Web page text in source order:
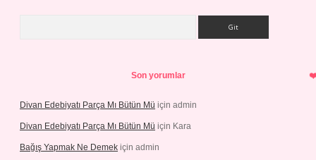
Son yorumlar
Divan Edebiyatı Parça Mı Bütün Mü için admin
Divan Edebiyatı Parça Mı Bütün Mü için Kara
Bağış Yapmak Ne Demek için admin